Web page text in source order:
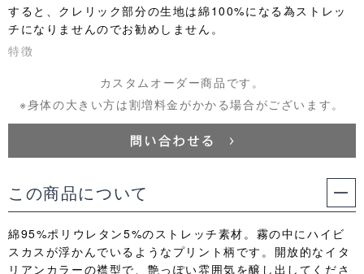
すると、クレリック部分の生地は綿100%になる為ストレッ
チになりませんのでお勧めしません。
特徴
カスタムオーダー商品です。
※身体の大きい方は割増料金がかかる場合がございます。
この商品について
綿95%ポリウレタン5%のストレッチ素材。霧の中にハイビ
スカスが浮かんでいるようなプリント柄です。開放的なイタ
リアンカラーの襟型で、艶っぽい雰囲気を醸し出してくださ